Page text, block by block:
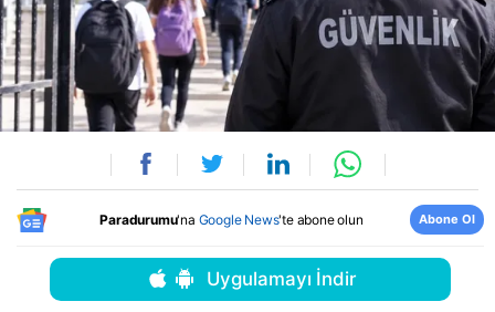
Paradurumu'na Google News'te abone olun Abone Ol
Uygulamayı İndir